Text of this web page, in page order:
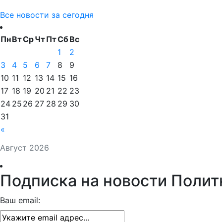
Все новости за сегодня
Август 2026
ПнВтСрЧтПтСбВс
«
1
2
3
4 5 6 7 8
9
10 11 12 13 14 15 16
17 18 19 20 21 22 23
24 25 26 27 28 29 30
31
Подписка на новости
Ваш email: